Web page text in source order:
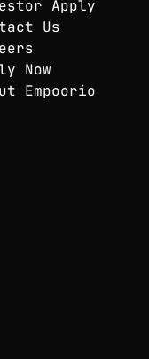
Apply
Us
Now
Empoorio